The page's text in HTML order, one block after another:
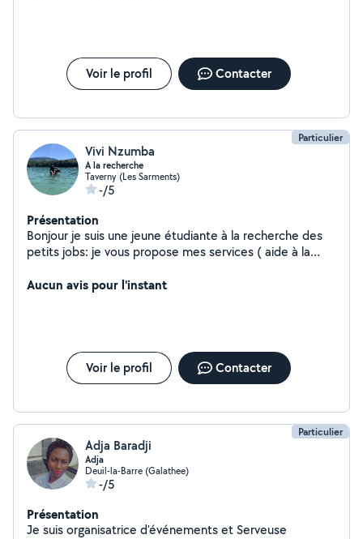
Voir le profil Contacter
Particulier
Vivi Nzumba
A la recherche
Taverny (Les Sarments)
-/5
Présentation
Bonjour je suis une jeune étudiante à la recherche des
petits jobs: je vous propose mes services ( aide à la
Aucun avis pour l'instant
Voir le profil Contacter
Particulier
Adja Baradji
Adja
Deuil-la-Barre (Galathee)
-/5
Présentation
Je suis organisatrice d'événements et Serveuse